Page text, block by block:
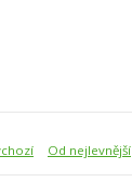
Od nejlevnější